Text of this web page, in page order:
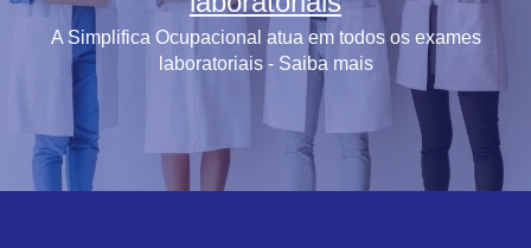
A Simplifica Ocupacional atua em todos os exames
laboratoriais - Saiba mais